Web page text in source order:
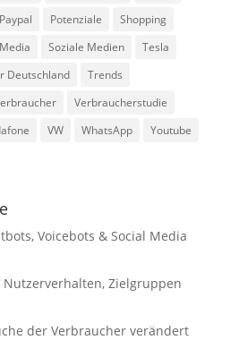
Paypal Potenziale
Shopping
Soziale Medien
Tesla
Deutschland
Trends
Verbraucherstudie
VW WhatsApp
Youtube
Voicebots & Social Media
Zielgruppen
der Verbraucher verändert